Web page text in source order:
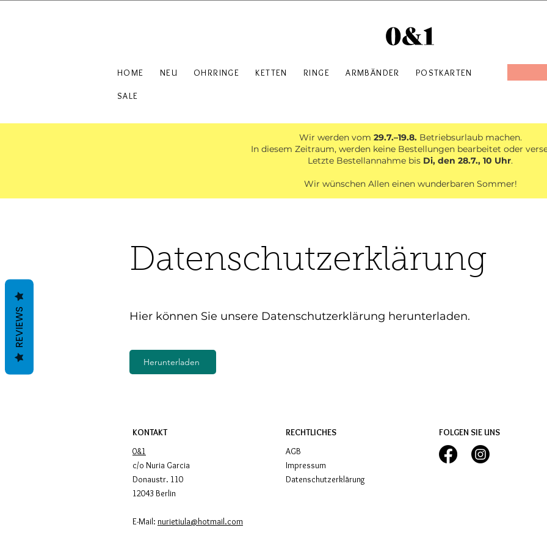
HOME NEU OHRRINGE KETTEN RINGE ARMBÄNDER POSTKARTEN
SALE
Wir werden vom 29.7.–19.8.Betriebsurlaub machen.
In diesem Zeitraum, werden keine Bestellungen bearbeitet oder
Letzte Bestellannahme bis Di, den 28.7., 10 Uhr.
Wir wünschen Allen einen wunderbaren Sommer!
Datenschutzerklärung
Hier können Sie unsere Datenschutzerklärung herunterladen.
Herunterladen
KONTAKT
0&1
c/o Nuria Garcia
Donaustr. 110
12043 Berlin
E-Mail: nurietiula@hotmail.com
RECHTLICHES
AGB
Impressum
Datenschutzerklärung
FOLGEN SIE UNS
REVIEWS